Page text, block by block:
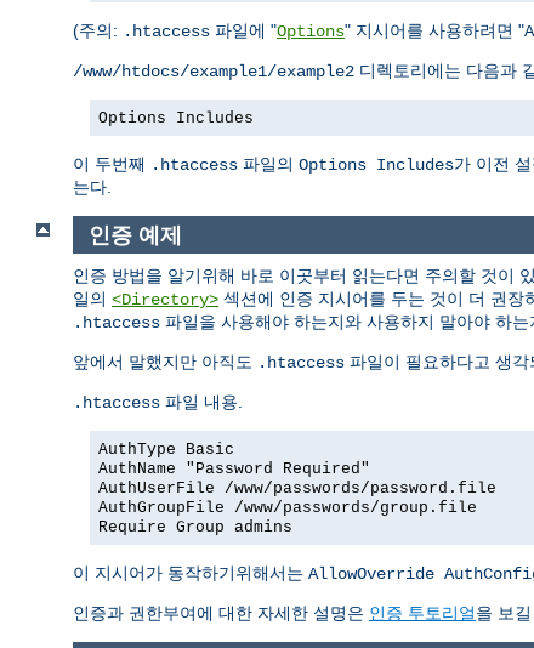
(주의: .htaccess 파일에 "Options" 지시어를 사용하려면 "
/www/htdocs/example1/example2 디렉토리에는 다음과
Options Includes
이 두번째 .htaccess 파일의 Options Includes가 이전
는다.
인증 예제
인증 방법을 알기위해 바로 이곳부터 읽는다면 주의할 것이
일의 <Directory> 섹션에 인증 지시어를 두는 것이 더 권
.htaccess 파일을 사용해야 하는지와 사용하지 말아야 하는
앞에서 말했지만 아직도 .htaccess 파일이 필요하다고 생
.htaccess 파일 내용.
AuthType Basic
AuthName "Password Required"
AuthUserFile /www/passwords/password.file
AuthGroupFile /www/passwords/group.file
Require Group admins
이 지시어가 동작하기위해서는 AllowOverride
인증과 권한부여에 대한 자세한 설명은 인증 투토리얼을 보